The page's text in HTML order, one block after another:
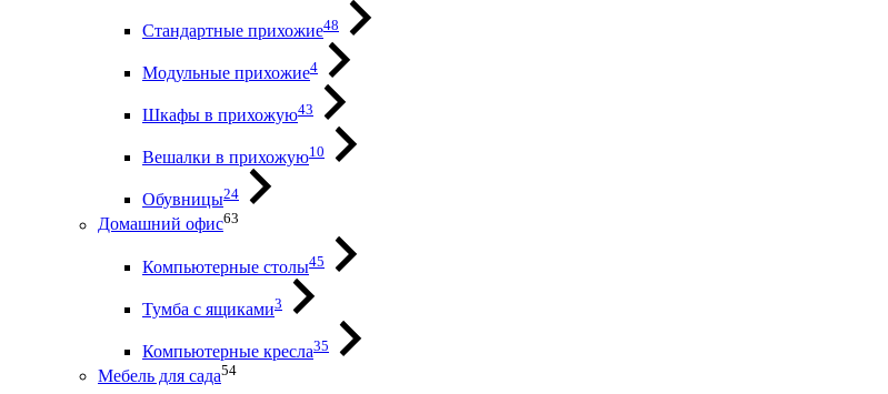
Стандартные прихожие48
Модульные прихожие4
Шкафы в прихожую43
Вешалки в прихожую10
Обувницы24
Домашний офис63
Компьютерные столы45
Тумба с ящиками3
Компьютерные кресла35
Мебель для сада54